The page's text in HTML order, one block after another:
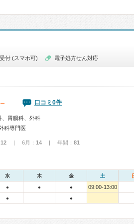
付 (スマホ可) 電子処方せん対応
－ 口コミ0件
、胃腸科、外科
科専門医
12 | 6月： 14 | 年間： 81
水 木 金 土
● ● ●
09:00-13:00
● ●